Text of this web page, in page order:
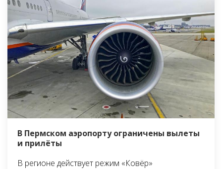
В Пермском аэропорту ограничены вылеты
и прилёты
В регионе действует режим «Ковёр»